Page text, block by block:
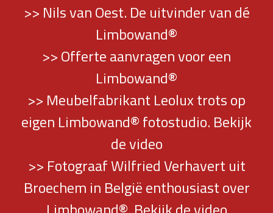
>> Nils van Oest. De uitvinder van dé
Limbowand®
>> Offerte aanvragen voor een
Limbowand®
>> Meubelfabrikant Leolux trots op
eigen Limbowand® fotostudio. Bekijk
de video
>> Fotograaf Wilfried Verhavert uit
Broechem in België enthousiast over